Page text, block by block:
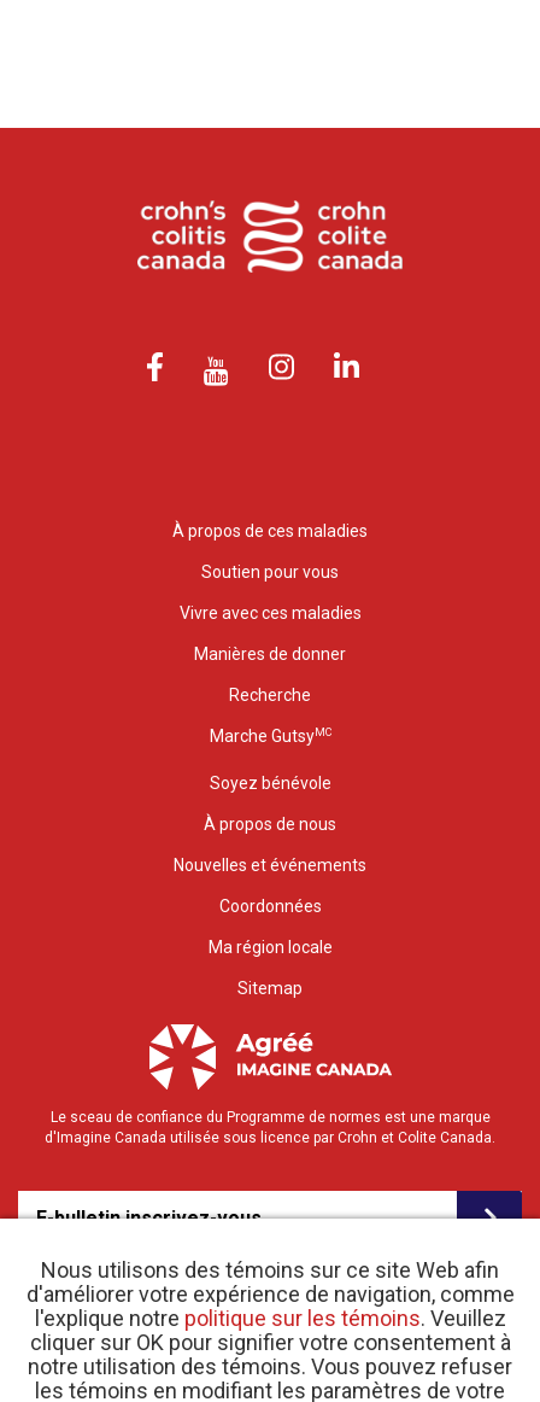
Nous utilisons des témoins sur ce site Web afin
d'améliorer votre expérience de navigation, comme
l'explique notre politique sur les témoins. Veuillez
cliquer sur OK pour signifier votre consentement à
notre utilisation des témoins. Vous pouvez refuser
les témoins en modifiant les paramètres de votre
À propos de ces maladies
Soutien pour vous
Vivre avec ces maladies
Manières de donner
Recherche
Marche GutsyMC
Soyez bénévole
À propos de nous
Nouvelles et événements
Coordonnées
Ma région locale
Sitemap
Le sceau de confiance du Programme de normes est une marque
d'Imagine Canada utilisée sous licence par Crohn et Colite Canada.
E-bulletin inscrivez-vous